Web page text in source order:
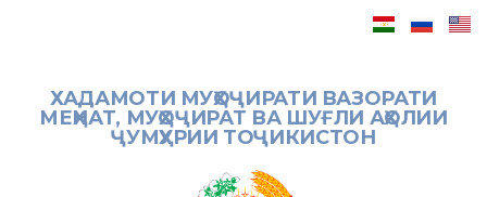
ХАДАМОТИ МУҲОҶИРАТИ ВАЗОРАТИ
МЕҲНАТ, МУҲОҶИРАТ ВА ШУҒЛИ АҲОЛИИ
ҶУМҲУРИИ ТОҶИКИСТОН